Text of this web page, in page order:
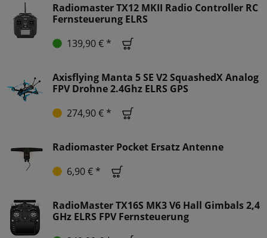
Radiomaster TX12 MKII Radio Controller RC
Fernsteuerung ELRS
139,90 € *
Axisflying Manta 5 SE V2 SquashedX Analog
FPV Drohne 2.4Ghz ELRS GPS
274,90 € *
Radiomaster Pocket Ersatz Antenne
6,90 € *
RadioMaster TX16S MK3 V6 Hall Gimbals 2,4
GHz ELRS FPV Fernsteuerung